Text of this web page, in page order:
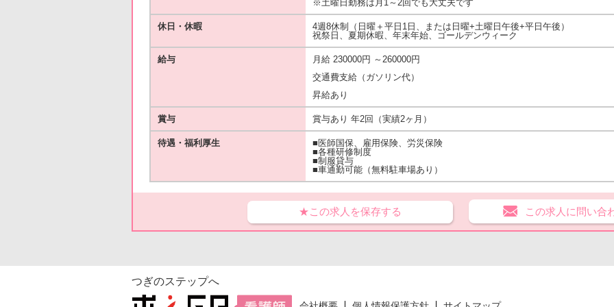
※土曜日勤務は月1～2回でも大丈夫です
休日・休暇
4週8休制（日曜＋平日1日、または日曜+土曜日午後+平日午後）
祝祭日、夏期休暇、年末年始、ゴールデンウィーク
給与
月給 230000円 ～260000円
交通費支給（ガソリン代）
昇給あり
賞与 賞与あり 年2回（実績2ヶ月）
待遇・福利厚生
■医師国保、雇用保険、労災保険
■各種研修制度
■制服貸与
■車通勤可能（無料駐車場あり）
★この求人を保存する この求人に問い合
つぎのステップへ